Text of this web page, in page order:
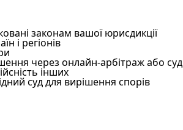
законам вашої юрисдикції
і регіонів
через онлайн-арбітраж або суд
інших
суд для вирішення спорів